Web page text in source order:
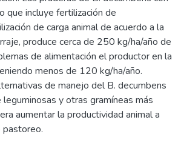
que incluye fertilización de
de carga animal de acuerdo a la
produce cerca de 250 kg/ha/año de
de alimentación el productor en la
menos de 120 kg/ha/año.
de manejo del B. decumbens
leguminosas y otras gramíneas más
aumentar la productividad animal a